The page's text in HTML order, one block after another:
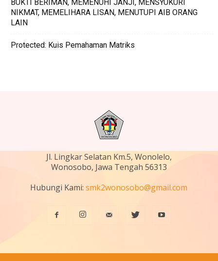
BUKTI BERIMAN, MEMENUHI JANJI, MENSYUKURI
NIKMAT, MEMELIHARA LISAN, MENUTUPI AIB ORANG
LAIN
Protected: Kuis Pemahaman Matriks
Jl. Lingkar Selatan Km.5, Wonolelo,
Wonosobo, Jawa Tengah 56313
Hubungi Kami:smk2wonosobo@gmail.com